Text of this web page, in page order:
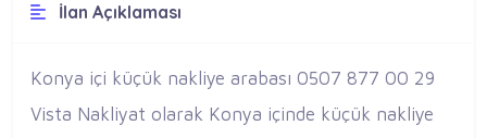
İlan Açıklaması
Konya içi küçük nakliye arabası 0507 877 00 29
Vista Nakliyat olarak Konya içinde küçük nakliye